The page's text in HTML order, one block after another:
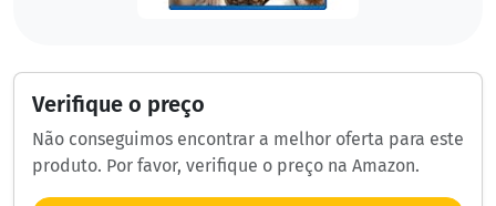
Verifique o preço
Não conseguimos encontrar a melhor oferta para este
produto. Por favor, verifique o preço na Amazon.